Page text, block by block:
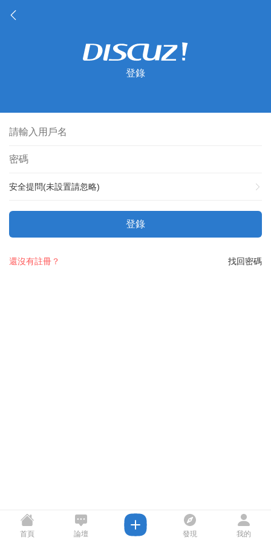
登錄
安全提問(未設置請忽略)
登錄
找回密碼
還沒有註冊？
首頁 論壇 發現 我的